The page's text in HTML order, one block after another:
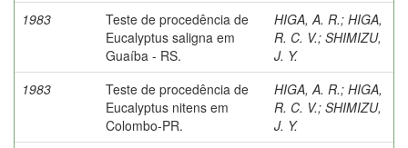
1983
Teste de procedência de
Eucalyptus saligna em
Guaíba - RS.
HIGA, A. R.; HIGA,
R. C. V.; SHIMIZU,
J. Y.
1983
Teste de procedência de
Eucalyptus nitens em
Colombo-PR.
HIGA, A. R.; HIGA,
R. C. V.; SHIMIZU,
J. Y.